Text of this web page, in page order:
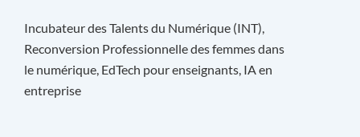
Incubateur des Talents du Numérique (INT),
Reconversion Professionnelle des femmes dans
le numérique, EdTech pour enseignants, IA en
entreprise